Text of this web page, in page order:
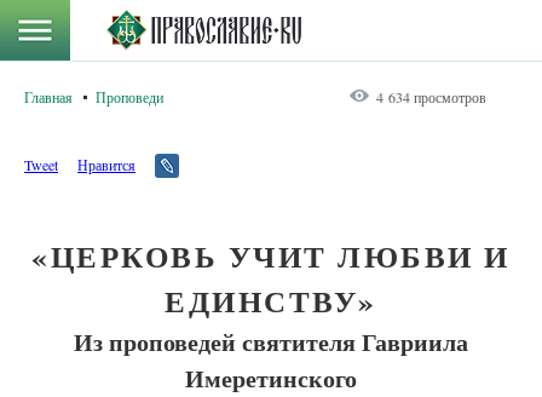
Главная Проповеди 4 634 просмотров
Tweet Нравится
«ЦЕРКОВЬ УЧИТ ЛЮБВИ И
ЕДИНСТВУ»
Из проповедей святителя Гавриила
Имеретинского